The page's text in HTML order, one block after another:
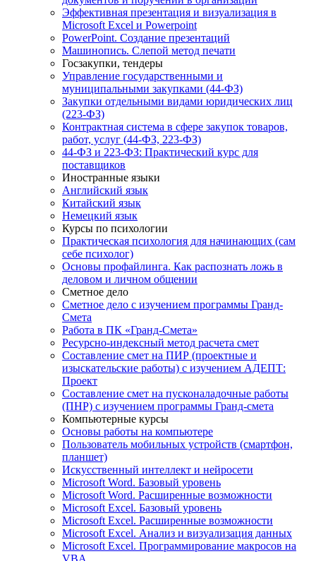
Эффективная презентация и визуализация в
Microsoft Excel и Powerpoint
PowerPoint. Создание презентаций
Машинопись. Слепой метод печати
Госзакупки, тендеры
Управление государственными и
муниципальными закупками (44-ФЗ)
Закупки отдельными видами юридических лиц
(223-ФЗ)
Контрактная система в сфере закупок товаров,
работ, услуг (44-ФЗ, 223-ФЗ)
44-ФЗ и 223-ФЗ: Практический курс для
поставщиков
Иностранные языки
Английский язык
Китайский язык
Немецкий язык
Курсы по психологии
Практическая психология для начинающих (сам
себе психолог)
Основы профайлинга. Как распознать ложь в
деловом и личном общении
Сметное дело
Сметное дело с изучением программы Гранд-
Смета
Работа в ПК «Гранд-Смета»
Ресурсно-индексный метод расчета смет
Составление смет на ПИР (проектные и
изыскательские работы) с изучением АДЕПТ:
Проект
Составление смет на пусконаладочные работы
(ПНР) с изучением программы Гранд-смета
Компьютерные курсы
Основы работы на компьютере
Пользователь мобильных устройств (смартфон,
планшет)
Искусственный интеллект и нейросети
Microsoft Word. Базовый уровень
Microsoft Word. Расширенные возможности
Microsoft Excel. Базовый уровень
Microsoft Excel. Расширенные возможности
Microsoft Excel. Анализ и визуализация данных
Microsoft Excel. Программирование макросов на
VBA